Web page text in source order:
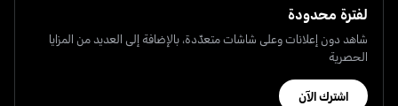
لفترة محدودة
شاهد دون إعلانات وعلى شاشات متعدّدة، بالإضافة إلى العديد من المزايا
الحصرية
اشترك الآن